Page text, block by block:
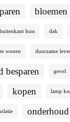
bloemen
buitenkant huis dak
wonen duurzame
besparen gevel
kopen lamp
onderhoud